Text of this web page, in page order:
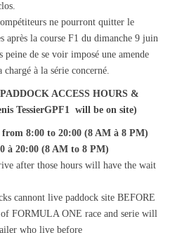
ne pourront quitter le
après la course F1 du dimanche 9 juin
peine de se voir imposé une amende
à la série concerné.
ACCESS HOURS &
TessierGPF1 will be on site)
8:00 to 20:00 (8 AM à 8 PM)
à 20:00 (8 AM to 8 PM)
after those hours will have the wait
cannont live paddock site BEFORE
FORMULA ONE race and serie will
who live before